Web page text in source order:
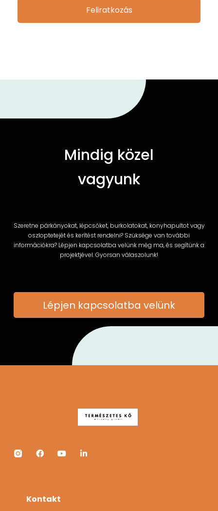
Feliratkozás
Mindig közel
vagyunk
Szeretne párkányokat, lépcsőket, burkolatokat, konyhapultot vagy
oszloptetejét és kerítést rendelni? Szüksége van további
információkra? Lépjen kapcsolatba velünk még ma, és segítünk a
projektjével. Gyorsan válaszolunk!
Lépjen kapcsolatba velünk
Kontakt